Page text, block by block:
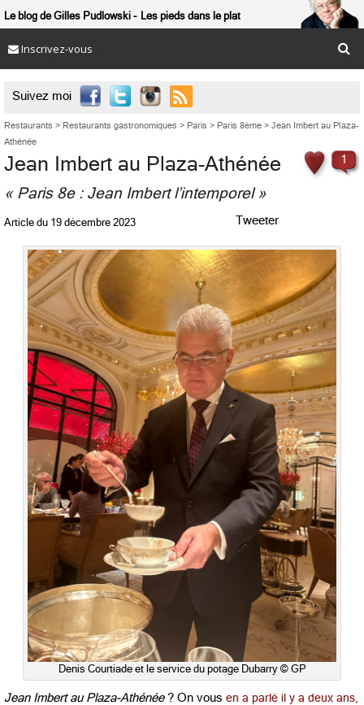
Le blog de Gilles Pudlowski Les pieds dans le plat
Inscrivez-vous
Suivez moi 
Restaurants > Restaurants gastronomiques > Paris > Paris 8ème > Jean Imbert au Plaza-
Athénée
1
Jean Imbert au Plaza-Athénée
« Paris 8e : Jean Imbert l’intemporel »
Article du 19 décembre 2023 Tweeter
Denis Courtiade et le service du potage Dubarry © GP
Jean Imbert au Plaza-Athénée? On vous en a parlé il y a deux ans,